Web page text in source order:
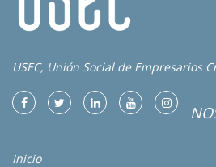
USEC, Unión Social de Empresarios
Inicio